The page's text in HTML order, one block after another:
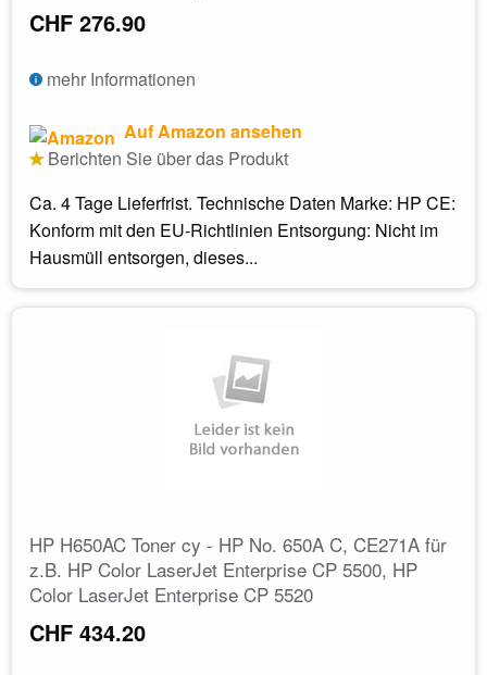
CHF 276.90
mehr Informationen
Auf Amazon ansehen
Berichten Sie über das Produkt
Ca. 4 Tage Lieferfrist. Technische Daten Marke: HP CE:
Konform mit den EU-Richtlinien Entsorgung: Nicht im
Hausmüll entsorgen, dieses...
HP H650AC Toner cy - HP No. 650A C, CE271A für
z.B. HP Color LaserJet Enterprise CP 5500, HP
Color LaserJet Enterprise CP 5520
CHF 434.20